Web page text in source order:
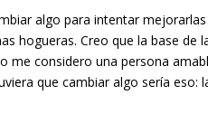
algo para intentar
hogueras. Creo que la base de
me considero una persona
que cambiar algo sería eso: